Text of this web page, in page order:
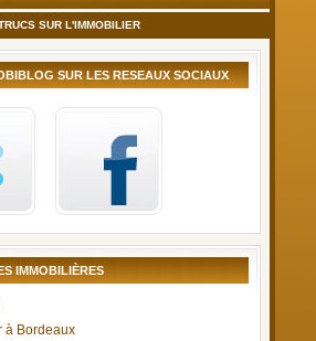
SUR L'IMMOBILIER
SUR LES RESEAUX SOCIAUX
IMMOBILIÈRES
à Bordeaux